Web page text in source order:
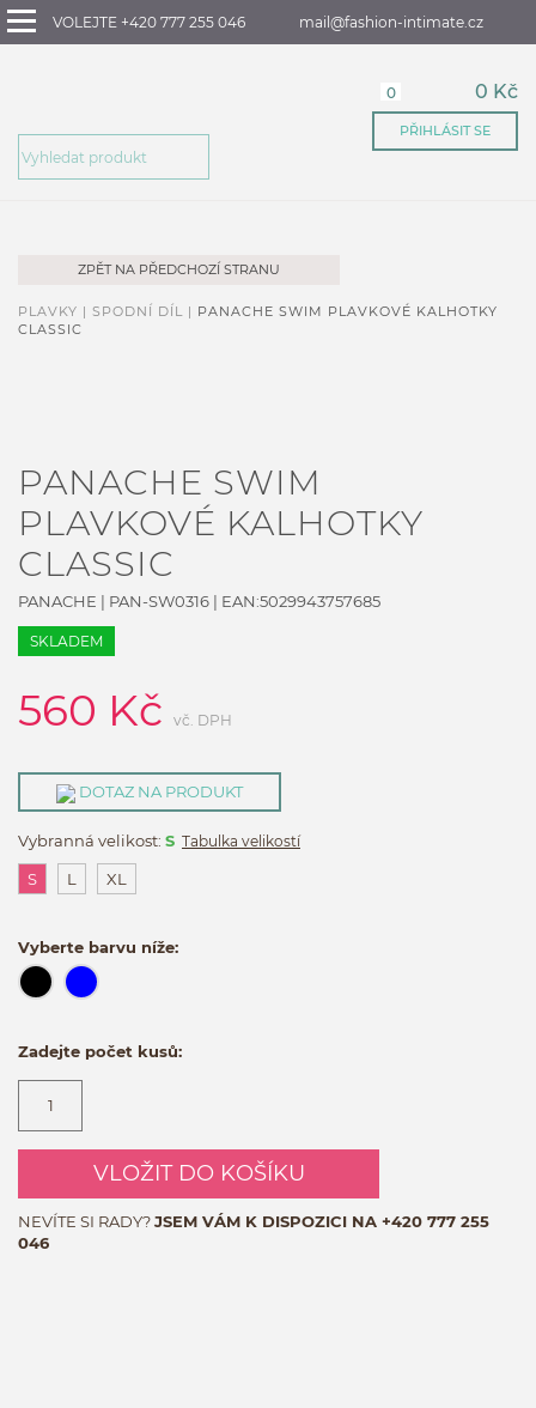
VOLEJTE +420 777 255 046 mail@fashion-intimate.cz
0 0 Kč
PŘIHLÁSIT SE
ZPĚT NA PŘEDCHOZÍ STRANU
PLAVKY | SPODNÍ DÍL | PANACHE SWIM PLAVKOVÉ KALHOTKY
CLASSIC
PANACHE SWIM
PLAVKOVÉ KALHOTKY
CLASSIC
PANACHE | PAN-SW0316 | EAN:5029943757685
SKLADEM
560 Kč vč. DPH
DOTAZ NA PRODUKT
Vybranná velikost: S Tabulka velikostí
S L XL
Vyberte barvu níže:
Zadejte počet kusů:
VLOŽIT DO KOŠÍKU
NEVÍTE SI RADY?JSEM VÁM K DISPOZICI NA +420 777 255
046